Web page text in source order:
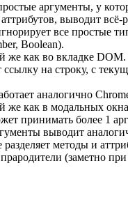
аргументы, у
выводит всё-
все простые
Boolean).
же как во вкладке DOM.
на строку, с
аналогично
же как в модальных
принимать более 1
выводит
методы и
(заметно